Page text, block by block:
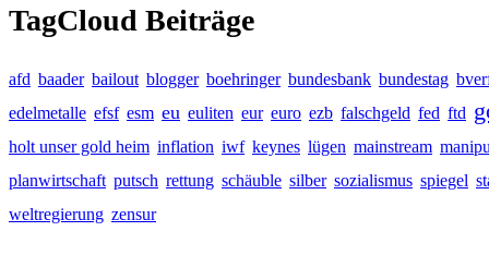
TagCloud Beiträge
afd baader bailout blogger boehringer bundesbank bundestag
edelmetalle efsf esm eu euliten eur euro ezb falschgeld fed ftd
holt unser gold heim inflation iwf keynes lügen mainstream
planwirtschaft putsch rettung schäuble silber sozialismus spiegel
weltregierung zensur